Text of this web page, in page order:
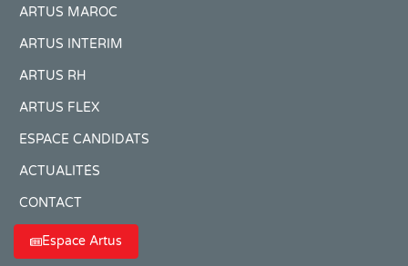
ARTUS MAROC
ARTUS INTERIM
ARTUS RH
ARTUS FLEX
ESPACE CANDIDATS
ACTUALITÉS
CONTACT
Espace Artus